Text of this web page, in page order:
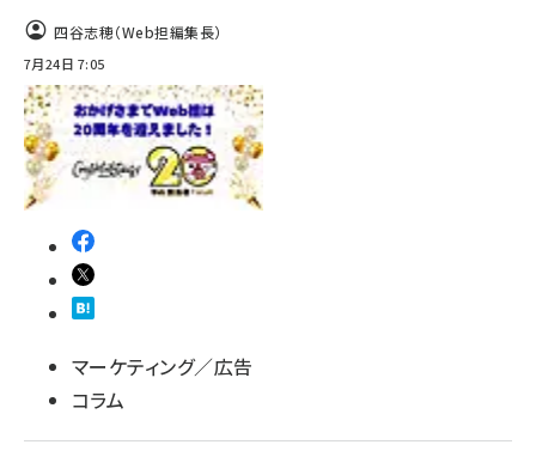
四谷志穂（Web担編集長）
7月24日 7:05
マーケティング／広告
コラム